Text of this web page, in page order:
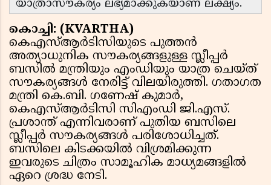
യാത്രാസൗകര്യം ലഭ്യമാക്കുകയാണ് ലക്ഷ്യം.
കൊച്ചി: (KVARTHA)
കെഎസ്ആർടിസിയുടെ പുത്തൻ
അത്യാധുനിക സൗകര്യങ്ങളുള്ള സ്ലീപ്പർ
ബസിൽ മന്ത്രിയും എംഡിയും യാത്ര ചെയ്ത്
സൗകര്യങ്ങൾ നേരിട്ട് വിലയിരുത്തി. ഗതാഗത
മന്ത്രി കെ.ബി. ഗണേഷ് കുമാർ,
കെഎസ്ആർടിസി സിഎംഡി ജി.എസ്.
പ്രശാന്ത് എന്നിവരാണ് പുതിയ ബസിലെ
സ്ലീപ്പർ സൗകര്യങ്ങൾ പരിശോധിച്ചത്.
ബസിലെ കിടക്കയിൽ വിശ്രമിക്കുന്ന
ഇവരുടെ ചിത്രം സാമൂഹിക മാധ്യമങ്ങളിൽ
ഏറെ ശ്രദ്ധ നേടി.